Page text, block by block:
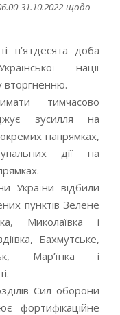
31.10.2022 щодо
п’ятдесята доба
нації
вторгненню.
тимчасово
зусилля на
напрямках,
дії на
України відбили
пунктів Зелене
Миколаївка і
Бахмутське,
Мар’їнка і
Сил оборони
фортифікаційне